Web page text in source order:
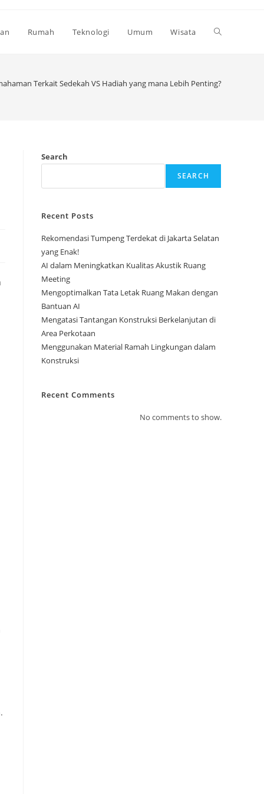
Rumah Teknologi Umum Wisata Toggle
Terkait Sedekah VS Hadiah yang mana Lebih Penting?
Search
SEARCH
Recent Posts
Rekomendasi Tumpeng Terdekat di Jakarta Selatan
yang Enak!
AI dalam Meningkatkan Kualitas Akustik Ruang
Meeting
Mengoptimalkan Tata Letak Ruang Makan dengan
Bantuan AI
Mengatasi Tantangan Konstruksi Berkelanjutan di
Area Perkotaan
Menggunakan Material Ramah Lingkungan dalam
Konstruksi
Recent Comments
No comments to show.